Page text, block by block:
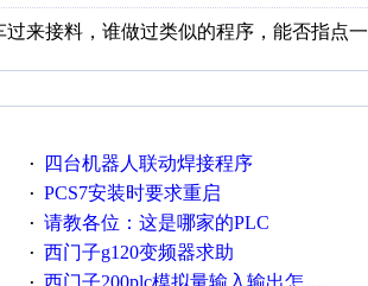
来接料，谁做过类似的程序，能否指点一
· 四台机器人联动焊接程序
· PCS7安装时要求重启
· 请教各位：这是哪家的PLC
· 西门子g120变频器求助
西门子200plc模拟量输入输出怎么编程序